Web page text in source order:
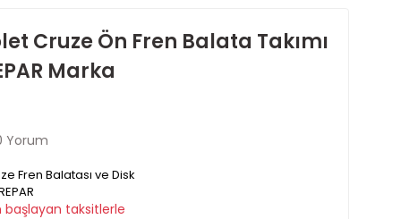
Cruze Ön Fren Balata Takımı
Marka
Yorum
Fren Balatası ve Disk
başlayan taksitlerle